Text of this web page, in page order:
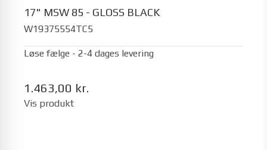
17" MSW 85 - GLOSS BLACK
W19375554TC5
Løse fælge - 2-4 dages levering
1.463,00 kr.
Vis produkt